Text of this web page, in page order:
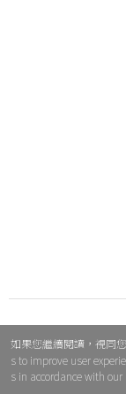
如果您繼續閱讀，視同
s to improve user
s in accordance with our